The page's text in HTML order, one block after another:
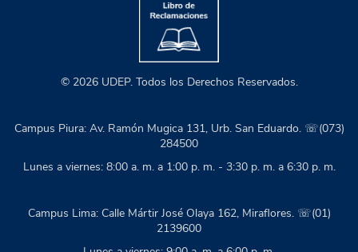
© 2026 UDEP. Todos los Derechos Reservados.
Campus Piura: Av. Ramón Mugica 131, Urb. San Eduardo. ☏(073)
284500
Lunes a viernes: 8:00 a. m. a 1:00 p. m. - 3:30 p. m. a 6:30 p. m.
Campus Lima: Calle Mártir José Olaya 162, Miraflores. ☏(01)
2139600